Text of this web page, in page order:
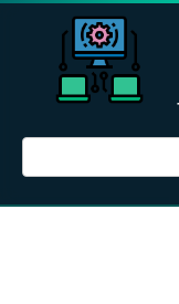
Перейти
Поиск: